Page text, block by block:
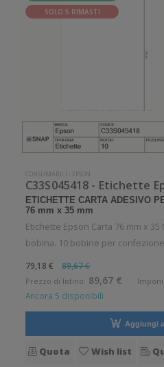
SOLO 5 RIMASTI
CONSUMABILI - EPSON
C33S045418 - Etichette
ETICHETTE CARTA ADESIVO
76 mm x 35 mm
Etichette Epson Carta 76 mm x
bobina. 10 bobine per
esterno: 101 mm. Tipo: Supporto di stampa
Bobina Pezzi per
79,18 € 89,67 €
Prezzo di listino: 89,67 €
Ancora 5 disponibili
Aggiungi
Quota Wish list